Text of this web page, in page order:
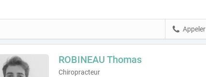
Appeler
ROBINEAU Thomas
Chiropracteur